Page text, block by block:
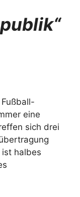
eine
sich drei
halbes